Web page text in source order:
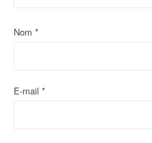
Nom *
E-mail *